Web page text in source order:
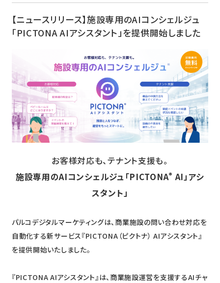
ウェブアクセシビリティ
スキルアップ
導入事例
クライアント一覧
ニュース
採用情報
メンバー
会社情報
資料ダウンロード お問い合わせ
【ニュースリリース】施設専用のAIコンシェルジュ
「PICTONA AIアシスタント」を提供開始しました
お客様対応も、テナント支援も。
施設専用のAIコンシェルジュ「PICTONA® AI」アシ
スタント」
パルコデジタルマーケティングは、商業施設の問い合わせ対応を
自動化する新サービス『PICTONA（ピクトナ） AIアシスタント』
を提供開始いたしました。
『PICTONA AIアシスタント』は、商業施設運営を支援するAIチャ